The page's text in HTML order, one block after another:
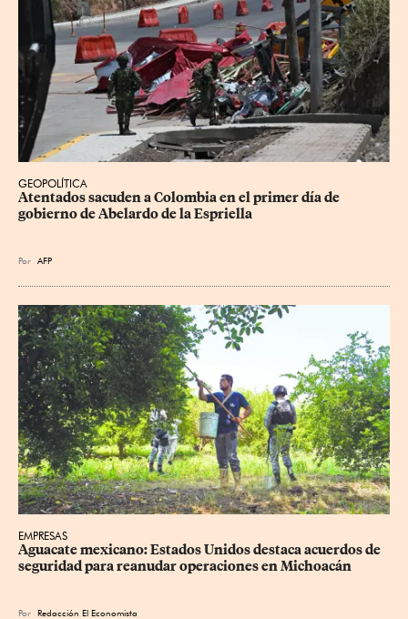
GEOPOLÍTICA
Atentados sacuden a Colombia en el primer día de
gobierno de Abelardo de la Espriella
Por AFP
EMPRESAS
Aguacate mexicano: Estados Unidos destaca acuerdos de
seguridad para reanudar operaciones en Michoacán
Por Redacción El Economista